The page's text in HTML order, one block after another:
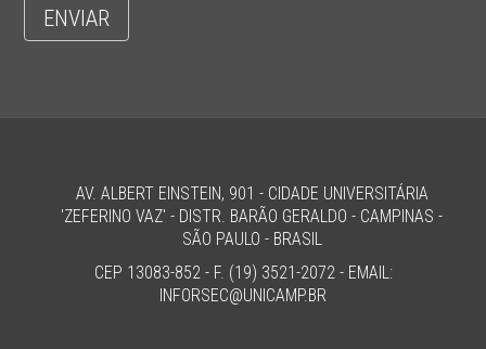
ENVIAR
AV. ALBERT EINSTEIN, 901 - CIDADE UNIVERSITÁRIA
'ZEFERINO VAZ' - DISTR. BARÃO GERALDO - CAMPINAS -
SÃO PAULO - BRASIL
CEP 13083-852 - F. (19) 3521-2072 - EMAIL:
INFORSEC@UNICAMP.BR